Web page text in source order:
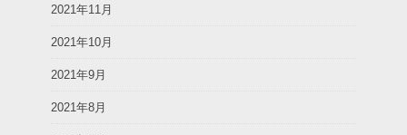
2021年11月
2021年10月
2021年9月
2021年8月